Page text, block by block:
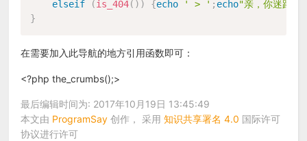
elseif
(is_404( ) ) {echo ' > ' ; echo"亲，你迷路了
}
在需要加入此导航的地方引用函数即可：
<?php the_crumbs();>
最后编辑时间为: 2017年10月19日 13:45:49
本文由 ProgramSay 创作， 采用知识共享署名 4.0 国际许可
协议进行许可